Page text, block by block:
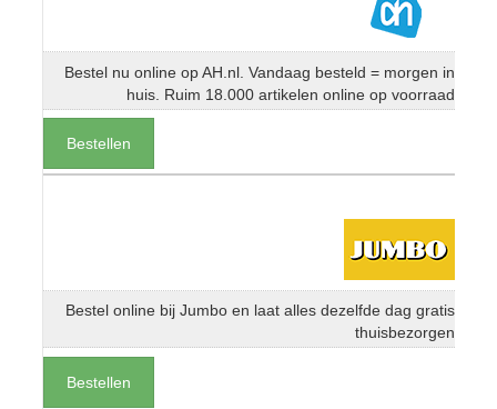
Bestel nu online op AH.nl. Vandaag besteld = morgen in
huis. Ruim 18.000 artikelen online op voorraad
Bestellen
Bestel online bij Jumbo en laat alles dezelfde dag gratis
thuisbezorgen
Bestellen